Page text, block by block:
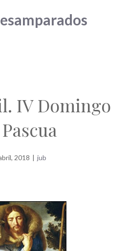
IV Domingo
2018 | jub